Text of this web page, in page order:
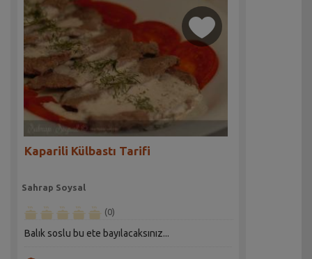
Kaparili Külbastı Tarifi
Sahrap Soysal
(0)
Balık soslu bu ete bayılacaksınız...